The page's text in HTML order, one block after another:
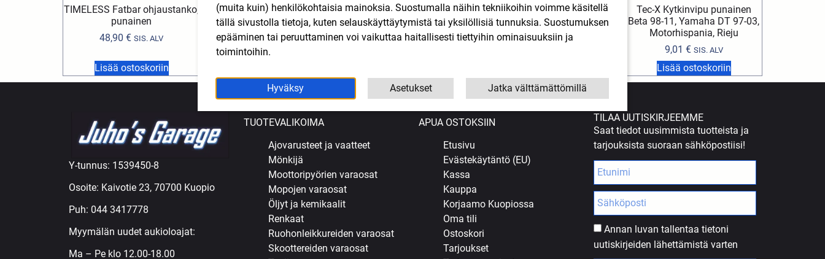
TIMELESS Fatbar ohjaustanko,
punainen
48,90 € SIS. ALV
Lisää ostoskoriin
TIMELESS Fatbar ohjaustanko,
Musta
48,90 € SIS. ALV
Kytkinvipu hopea Yamaha DT
04->, Derbi DRD Pro, Rieju MRT
2018->
Peilisarja kääntyvä, tangon alle
/ päätyihin (2kpl)
22,90€ 18,99 €
Tec-X Kytkinvipu punainen
Beta 98-11, Yamaha DT 97-03,
Motorhispania, Rieju
9,01 € SIS. ALV
Lisää ostoskoriin
Y-tunnus: 1539450-8
Osoite: Kaivotie 23, 70700 Kuopio
Puh: 044 3417778
Myymälän uudet aukioloajat:
Ma – Pe klo 12.00-18.00
TUOTEVALIKOIMA
Ajovarusteet ja vaatteet
Mönkijä
Moottoripyörien varaosat
Mopojen varaosat
Öljyt ja kemikaalit
Renkaat
Ruohonleikkureiden varaosat
Skoottereiden varaosat
APUA OSTOKSIIN
Etusivu
Evästekäytäntö (EU)
Kassa
Kauppa
Korjaamo Kuopiossa
Oma tili
Ostoskori
Tarjoukset
TILAA UUTISKIRJEEMME
Saat tiedot uusimmista tuotteista ja
tarjouksista suoraan sähköpostiisi!
Annan luvan tallentaa tietoni
uutiskirjeiden lähettämistä varten
(muita kuin) henkilökohtaisia mainoksia. Suostumalla näihin tekniikoihin voimme käsitellä
tällä sivustolla tietoja, kuten selauskäyttäytymistä tai yksilöllisiä tunnuksia. Suostumuksen
epääminen tai peruuttaminen voi vaikuttaa haitallisesti tiettyihin ominaisuuksiin ja
toimintoihin.
Hyväksy Asetukset Jatka välttämättömillä